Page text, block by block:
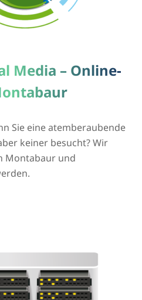
Media – Online-
Sie eine atemberaubende
keiner besucht? Wir
Montabaur und